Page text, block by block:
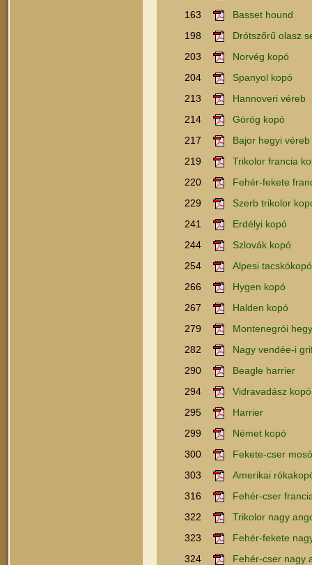
163
Basset hound
198
Drótszőrű olasz
203
Norvég kopó
204
Spanyol kopó
213
Hannoveri véreb
214
Görög kopó
217
Bajor hegyi véreb
219
Trikolor francia
220
Fehér-fekete
229
Szerb trikolor
241
Erdélyi kopó
244
Szlovák kopó
254
Alpesi tacskókopó
266
Hygen kopó
267
Halden kopó
279
Montenegrói
282
Nagy vendée-i
290
Beagle harrier
294
Vidravadász kopó
295
Harrier
299
Német kopó
300
Fekete-cser
303
Amerikai
316
Fehér-cser
322
Trikolor nagy
323
Fehér-fekete
324
Fehér-cser nagy